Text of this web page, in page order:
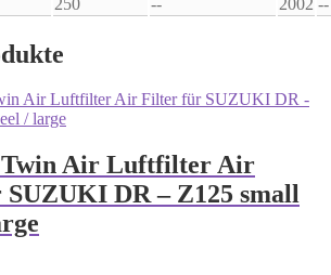
Twin Air Luftfilter Air
DR – Z125 small